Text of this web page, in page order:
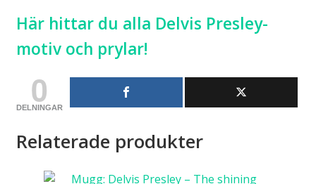
Här hittar du alla Delvis Presley-
motiv och prylar!
0
DELNINGAR
Relaterade produkter